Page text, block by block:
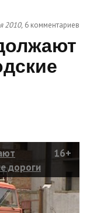
2010, 6 комментариев
дороги
16+